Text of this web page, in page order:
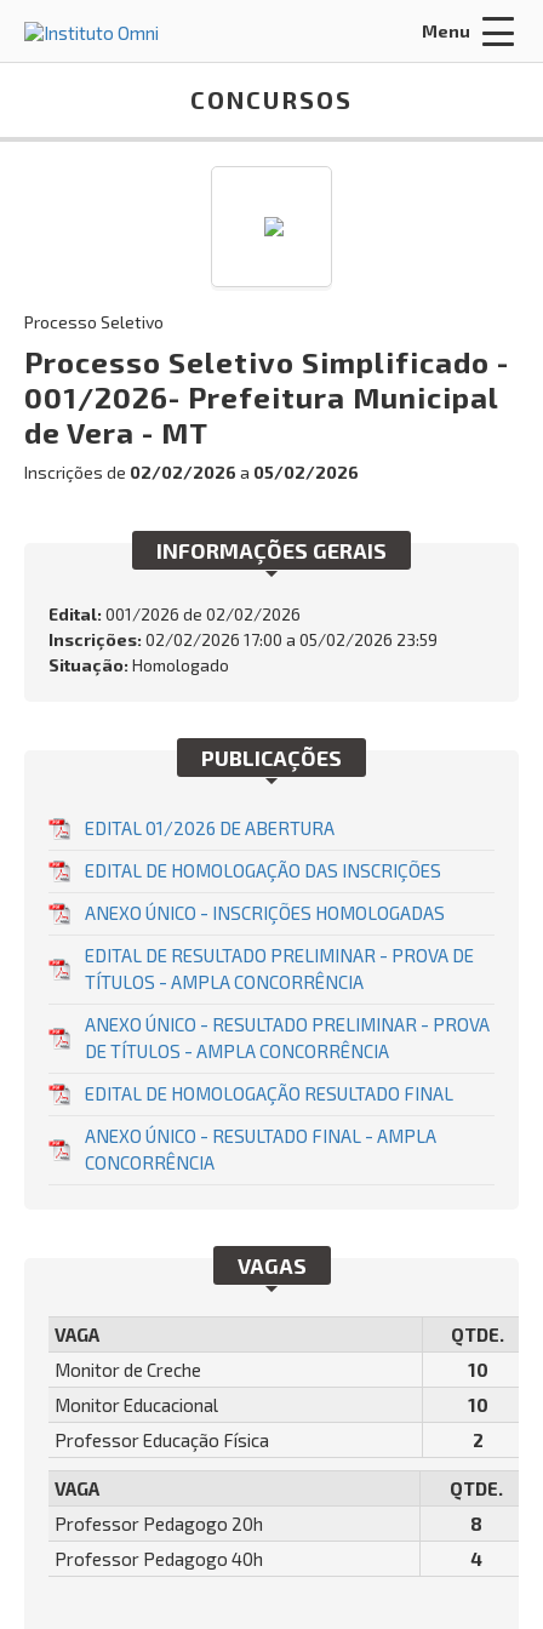
ENTRAR
Esqueci a minha senha
INÍCIO
BUSCAR
Menu
CONCURSOS
Processo Seletivo
Processo Seletivo Simplificado -
001/2026- Prefeitura Municipal
de Vera - MT
Inscrições de 02/02/2026 a 05/02/2026
INFORMAÇÕES GERAIS
Edital: 001/2026 de 02/02/2026
Inscrições: 02/02/2026 17:00 a 05/02/2026 23:59
Situação: Homologado
PUBLICAÇÕES
EDITAL 01/2026 DE ABERTURA
EDITAL DE HOMOLOGAÇÃO DAS INSCRIÇÕES
ANEXO ÚNICO - INSCRIÇÕES HOMOLOGADAS
EDITAL DE RESULTADO PRELIMINAR - PROVA DE
TÍTULOS - AMPLA CONCORRÊNCIA
ANEXO ÚNICO - RESULTADO PRELIMINAR - PROVA
DE TÍTULOS - AMPLA CONCORRÊNCIA
EDITAL DE HOMOLOGAÇÃO RESULTADO FINAL
ANEXO ÚNICO - RESULTADO FINAL - AMPLA
CONCORRÊNCIA
VAGAS
VAGA
QTDE.
Monitor de Creche
10
Monitor Educacional
10
Professor Educação Física
2
VAGA
QTDE.
Professor Pedagogo 20h
8
Professor Pedagogo 40h
4